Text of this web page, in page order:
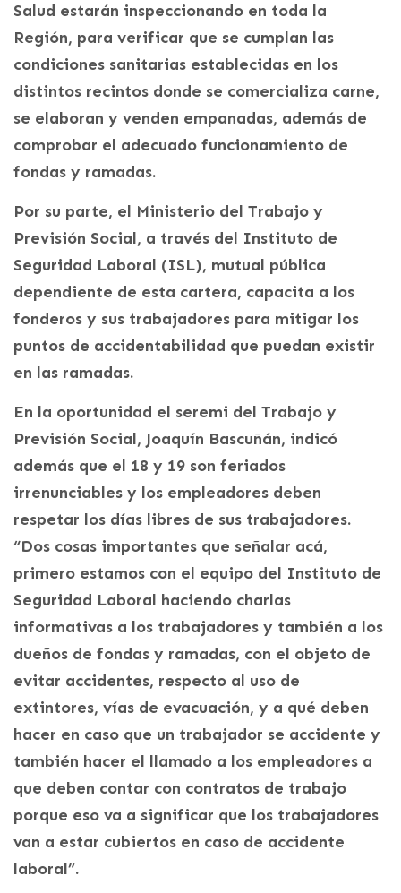
Salud estarán inspeccionando en toda la
Región, para verificar que se cumplan las
condiciones sanitarias establecidas en los
distintos recintos donde se comercializa carne,
se elaboran y venden empanadas, además de
comprobar el adecuado funcionamiento de
fondas y ramadas.
Por su parte, el Ministerio del Trabajo y
Previsión Social, a través del Instituto de
Seguridad Laboral (ISL), mutual pública
dependiente de esta cartera, capacita a los
fonderos y sus trabajadores para mitigar los
puntos de accidentabilidad que puedan existir
en las ramadas.
En la oportunidad el seremi del Trabajo y
Previsión Social, Joaquín Bascuñán, indicó
además que el 18 y 19 son feriados
irrenunciables y los empleadores deben
respetar los días libres de sus trabajadores.
“Dos cosas importantes que señalar acá,
primero estamos con el equipo del Instituto de
Seguridad Laboral haciendo charlas
informativas a los trabajadores y también a los
dueños de fondas y ramadas, con el objeto de
evitar accidentes, respecto al uso de
extintores, vías de evacuación, y a qué deben
hacer en caso que un trabajador se accidente y
también hacer el llamado a los empleadores a
que deben contar con contratos de trabajo
porque eso va a significar que los trabajadores
van a estar cubiertos en caso de accidente
laboral”.